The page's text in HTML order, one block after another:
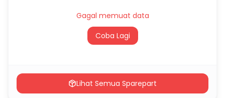
Gagal memuat data
Coba Lagi
Lihat Semua Sparepart